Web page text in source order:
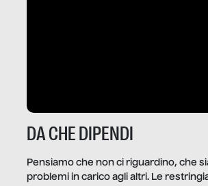
DA CHE DIPENDI
Pensiamo che non ci riguardino, che
problemi in carico agli altri. Le